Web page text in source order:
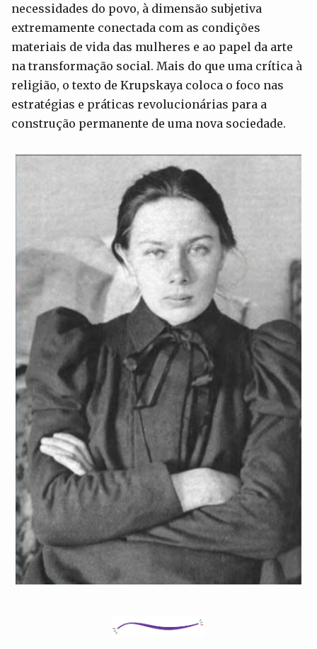
necessidades do povo, à dimensão subjetiva
extremamente conectada com as condições
materiais de vida das mulheres e ao papel da arte
na transformação social. Mais do que uma crítica à
religião, o texto de Krupskaya coloca o foco nas
estratégias e práticas revolucionárias para a
construção permanente de uma nova sociedade.